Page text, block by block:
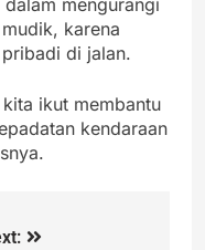
mengurangi
karena
di jalan.
ikut membantu
kendaraan